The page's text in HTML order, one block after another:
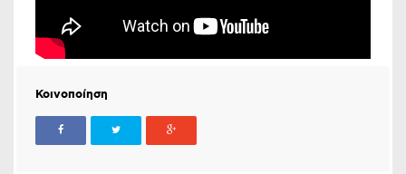
Κοινοποίηση